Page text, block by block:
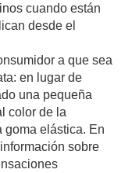
cuando están
desde el
a que sea
en lugar de
una pequeña
color de la
goma elástica. En
sobre